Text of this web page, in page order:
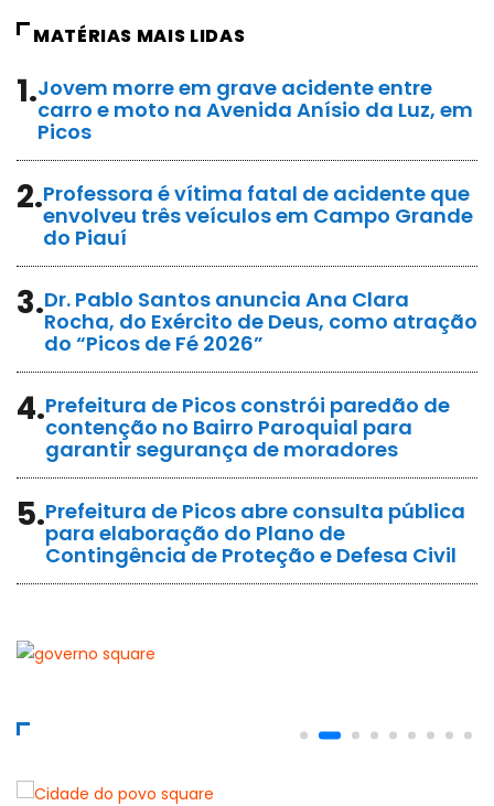
MATÉRIAS MAIS LIDAS
1.Jovem morre em grave acidente entre
carro e moto na Avenida Anísio da Luz, em
Picos
2.Professora é vítima fatal de acidente que
envolveu três veículos em Campo Grande
do Piauí
3.Dr. Pablo Santos anuncia Ana Clara
Rocha, do Exército de Deus, como atração
do “Picos de Fé 2026”
4.Prefeitura de Picos constrói paredão de
contenção no Bairro Paroquial para
garantir segurança de moradores
5.Prefeitura de Picos abre consulta pública
para elaboração do Plano de
Contingência de Proteção e Defesa Civil